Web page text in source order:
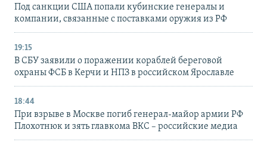
Под санкции США попали кубинские генералы и
компании, связанные с поставками оружия из РФ
19:15
В СБУ заявили о поражении кораблей береговой
охраны ФСБ в Керчи и НПЗ в российском Ярославле
18:44
При взрыве в Москве погиб генерал-майор армии РФ
Плохотнюк и зять главкома ВКС – российские медиа